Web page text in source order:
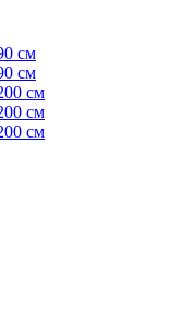
см
см
см
см
см